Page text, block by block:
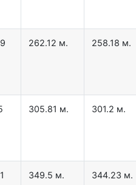
262.12 м. 258.18 м.
305.81 м. 301.2 м.
349.5 м. 344.23 м.